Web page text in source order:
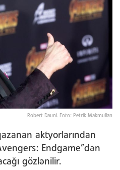
Robert Dauni. Foto: Petrik Makmullan
aktyorlarından
Endgame”dən
gözlənilir.